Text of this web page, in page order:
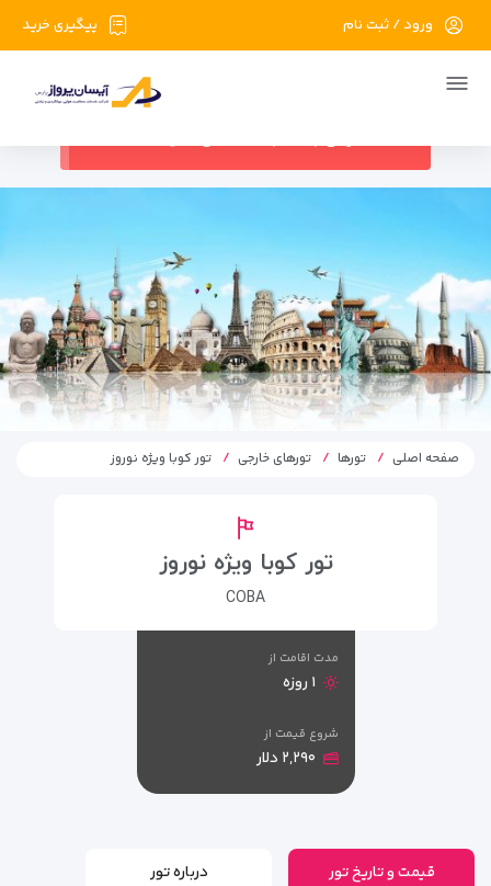
پیگیری خرید ورود / ثبت نام
در حال حاضر ارتباط با سرور قطع می باشد
صفحه اصلی تورها تورهای خارجی تور کوبا ویژه نوروز
تور کوبا ویژه نوروز
COBA
مدت اقامت از
۱ روزه
شروع قیمت از
۲,۲۹۰ دلار
قیمت و تاریخ تور درباره تور